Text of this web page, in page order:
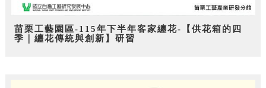
苗栗工藝園區-115年下半年客家纏花-【供花箱的四
季｜纏花傳統與創新】研習